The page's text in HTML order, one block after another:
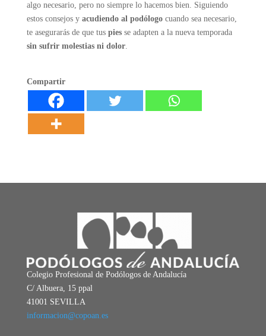
algo necesario, pero no siempre lo hacemos bien. Siguiendo
estos consejos y acudiendo al podólogocuando sea necesario,
te asegurarás de que tus piesse adapten a la nueva temporada
sin sufrir molestias ni dolor.
Compartir
Colegio Profesional de Podólogos de Andalucía
C/ Albuera, 15 ppal
41001 SEVILLA
informacion@copoan.es